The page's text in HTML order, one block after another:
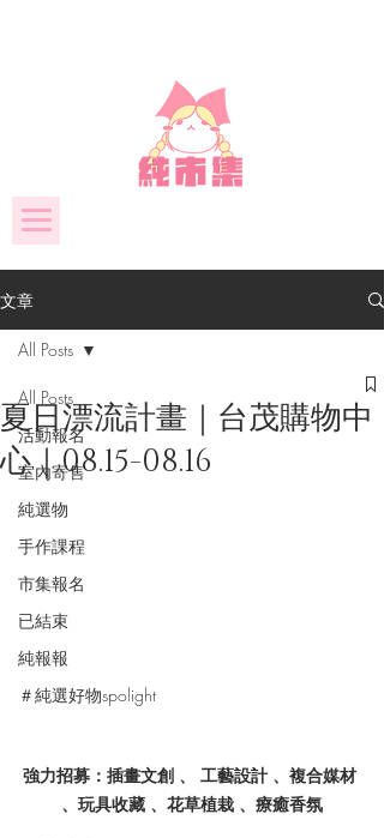
文章
All Posts
活動報名
室內寄售
純選物
手作課程
市集報名
已結束
純報報
＃純選好物spolight
All Posts
夏日漂流計畫｜台茂購物中
心｜08.15-08.16
強力招募： 插畫文創 、 工藝設計 、複合媒材
、玩具收藏 、花草植栽 、療癒香氛